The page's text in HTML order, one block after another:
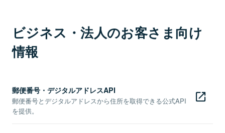
ビジネス・法人のお客さま向け
情報
郵便番号・デジタルアドレスAPI
郵便番号とデジタルアドレスから住所を取得できる公式API
を提供。